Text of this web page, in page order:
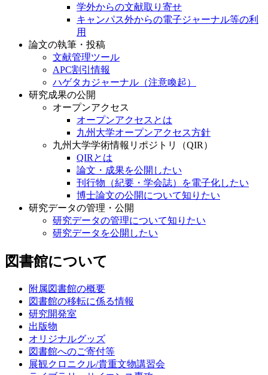
学外からの文献取り寄せ
キャンパス外からの電子ジャーナル等の利
用
論文の執筆・投稿
文献管理ツール
APC割引情報
ハゲタカジャーナル（注意喚起）
研究成果の公開
オープンアクセス
オープンアクセスとは
九州大学オープンアクセス方針
九州大学学術情報リポジトリ（QIR）
QIRとは
論文・成果を公開したい
刊行物（紀要・学会誌）を電子化したい
博士論文の公開について知りたい
研究データの管理・公開
研究データの管理について知りたい
研究データを公開したい
図書館について
附属図書館の概要
図書館の移転に係る情報
研究開発室
出版物
オリジナルグッズ
図書館へのご寄付等
展観クロニクル/貴重文物講習会